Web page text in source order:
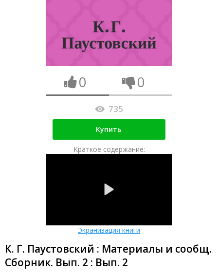
0 0
735
Купить
Краткое содержание:
Экранизация книги
К. Г. Паустовский : Материалы и сообщ.
Сборник. Вып. 2 : Вып. 2